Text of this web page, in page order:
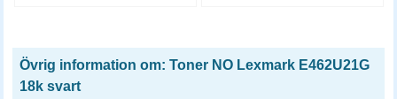
Övrig information om: Toner NO Lexmark E462U21G
18k svart